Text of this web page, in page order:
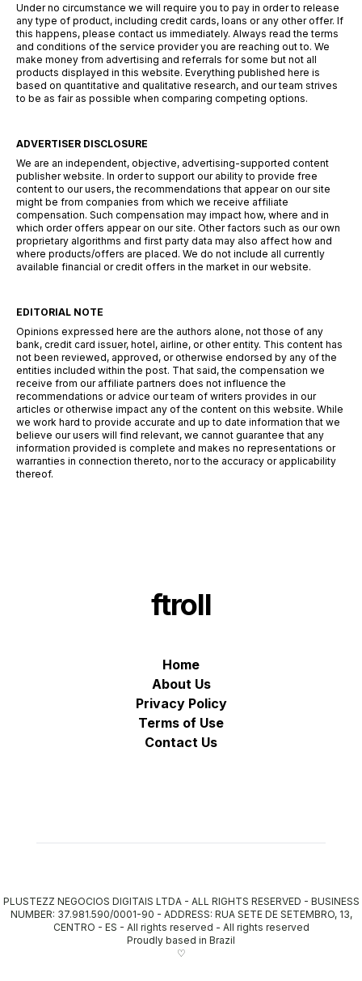
Under no circumstance we will require you to pay in order to release
any type of product, including credit cards, loans or any other offer. If
this happens, please contact us immediately. Always read the terms
and conditions of the service provider you are reaching out to. We
make money from advertising and referrals for some but not all
products displayed in this website. Everything published here is
based on quantitative and qualitative research, and our team strives
to be as fair as possible when comparing competing options.
ADVERTISER DISCLOSURE
We are an independent, objective, advertising-supported content
publisher website. In order to support our ability to provide free
content to our users, the recommendations that appear on our site
might be from companies from which we receive affiliate
compensation. Such compensation may impact how, where and in
which order offers appear on our site. Other factors such as our own
proprietary algorithms and first party data may also affect how and
where products/offers are placed. We do not include all currently
available financial or credit offers in the market in our website.
EDITORIAL NOTE
Opinions expressed here are the authors alone, not those of any
bank, credit card issuer, hotel, airline, or other entity. This content has
not been reviewed, approved, or otherwise endorsed by any of the
entities included within the post. That said, the compensation we
receive from our affiliate partners does not influence the
recommendations or advice our team of writers provides in our
articles or otherwise impact any of the content on this website. While
we work hard to provide accurate and up to date information that we
believe our users will find relevant, we cannot guarantee that any
information provided is complete and makes no representations or
warranties in connection thereto, nor to the accuracy or applicability
thereof.
ftroll
Home
About Us
Privacy Policy
Terms of Use
Contact Us
PLUSTEZZ NEGOCIOS DIGITAIS LTDA - ALL RIGHTS RESERVED - BUSINESS
NUMBER: 37.981.590/0001-90 - ADDRESS: RUA SETE DE SETEMBRO, 13,
CENTRO - ES - All rights reserved - All rights reserved
Proudly based in Brazil
♡